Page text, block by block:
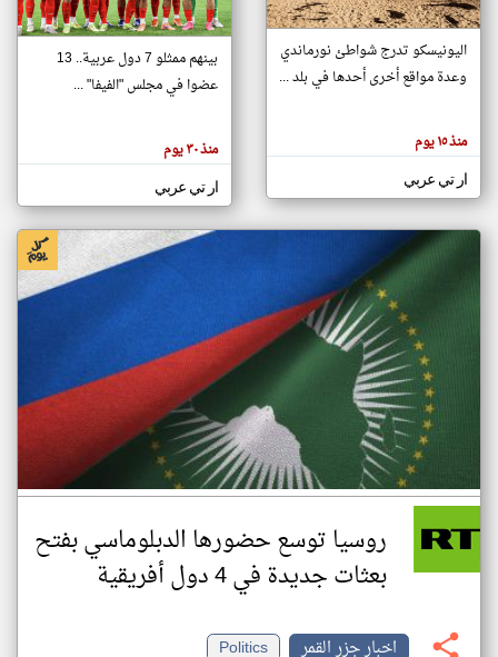
تغيير الدولة
اخبار جزر القمر على مدار الساعة
أهم اخبار جزر القمر العاجلة والمباشرة
هنا عن
وجهة
كاتبيها.
اليونيسكو تدرج شواطئ نورماندي
وعدة مواقع أخرى أحدها في بلد ...
منذ ١٥ يوم
ار تي عربي
بينهم ممثلو 7 دول عربية.. 13
عضوا في مجلس "الفيفا" ...
منذ ٣٠ يوم
ار تي عربي
روسيا توسع حضورها الدبلوماسي بفتح
بعثات جديدة في 4 دول أفريقية
اخبار جزر القمر
Politics
klyoum.com